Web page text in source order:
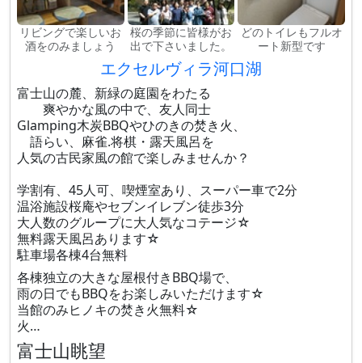
リビングで楽しいお
酒をのみましょう
桜の季節に皆様がお
出で下さいました。
どのトイレもフルオ
ート新型です
エクセルヴィラ河口湖
富士山の麓、新緑の庭園をわたる
爽やかな風の中で、友人同士
Glamping木炭BBQやひのきの焚き火、
語らい、麻雀.将棋・露天風呂を
人気の古民家風の館で楽しみませんか？
学割有、45人可、喫煙室あり、スーパー車で2分
温浴施設桜庵やセブンイレブン徒歩3分
大人数のグループに大人気なコテージ☆
無料露天風呂あります☆
駐車場各棟4台無料
各棟独立の大きな屋根付きBBQ場で、
雨の日でもBBQをお楽しみいただけます☆
当館のみヒノキの焚き火無料☆
火…
富士山眺望